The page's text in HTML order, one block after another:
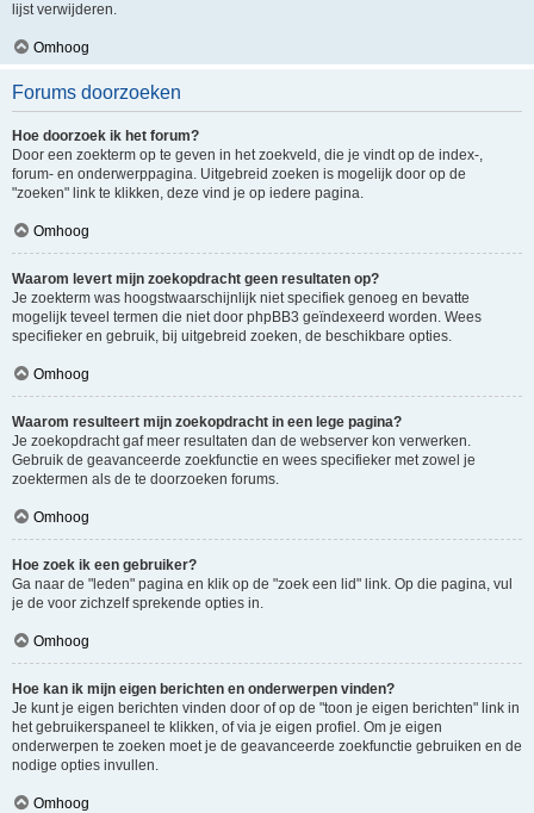
lijst verwijderen.
Omhoog
Forums doorzoeken
Hoe doorzoek ik het forum?
Door een zoekterm op te geven in het zoekveld, die je vindt op de index-,
forum- en onderwerppagina. Uitgebreid zoeken is mogelijk door op de
"zoeken" link te klikken, deze vind je op iedere pagina.
Omhoog
Waarom levert mijn zoekopdracht geen resultaten op?
Je zoekterm was hoogstwaarschijnlijk niet specifiek genoeg en bevatte
mogelijk teveel termen die niet door phpBB3 geïndexeerd worden. Wees
specifieker en gebruik, bij uitgebreid zoeken, de beschikbare opties.
Omhoog
Waarom resulteert mijn zoekopdracht in een lege pagina?
Je zoekopdracht gaf meer resultaten dan de webserver kon verwerken.
Gebruik de geavanceerde zoekfunctie en wees specifieker met zowel je
zoektermen als de te doorzoeken forums.
Omhoog
Hoe zoek ik een gebruiker?
Ga naar de "leden" pagina en klik op de "zoek een lid" link. Op die pagina, vul
je de voor zichzelf sprekende opties in.
Omhoog
Hoe kan ik mijn eigen berichten en onderwerpen vinden?
Je kunt je eigen berichten vinden door of op de "toon je eigen berichten" link in
het gebruikerspaneel te klikken, of via je eigen profiel. Om je eigen
onderwerpen te zoeken moet je de geavanceerde zoekfunctie gebruiken en de
nodige opties invullen.
Omhoog